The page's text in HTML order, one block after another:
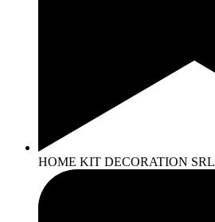
HOME KIT DECORATION SRL